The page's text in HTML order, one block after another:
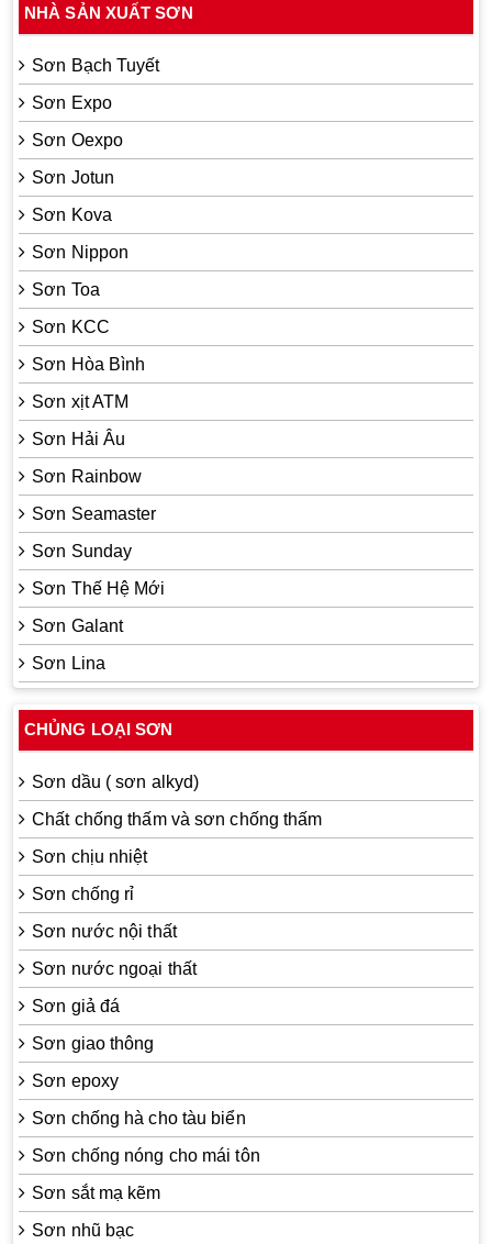
NHÀ SẢN XUẤT SƠN
Sơn Bạch Tuyết
Sơn Expo
Sơn Oexpo
Sơn Jotun
Sơn Kova
Sơn Nippon
Sơn Toa
Sơn KCC
Sơn Hòa Bình
Sơn xịt ATM
Sơn Hải Âu
Sơn Rainbow
Sơn Seamaster
Sơn Sunday
Sơn Thế Hệ Mới
Sơn Galant
Sơn Lina
CHỦNG LOẠI SƠN
Sơn dầu ( sơn alkyd)
Chất chống thấm và sơn chống thấm
Sơn chịu nhiệt
Sơn chống rỉ
Sơn nước nội thất
Sơn nước ngoại thất
Sơn giả đá
Sơn giao thông
Sơn epoxy
Sơn chống hà cho tàu biển
Sơn chống nóng cho mái tôn
Sơn sắt mạ kẽm
Sơn nhũ bạc